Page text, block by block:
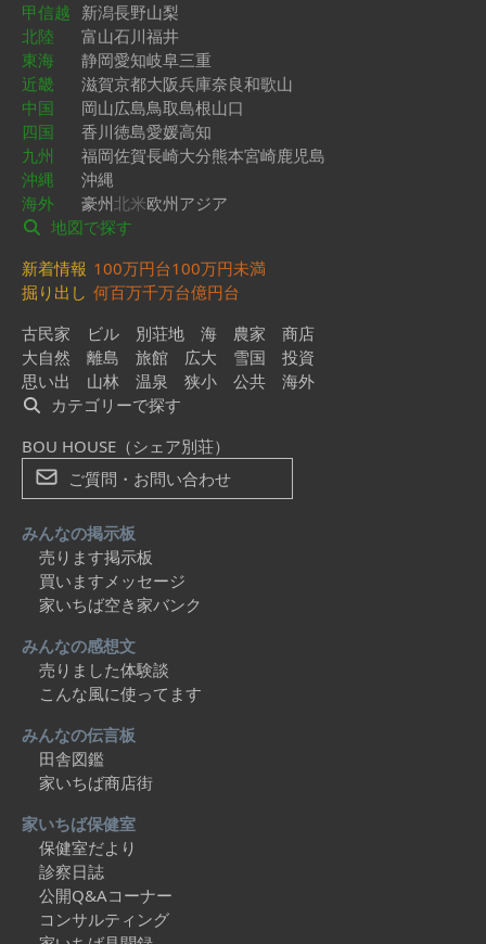
甲信越 新潟長野山梨
北陸
富山石川福井
東海
静岡愛知岐阜三重
近畿
滋賀京都大阪兵庫奈良和歌山
中国
岡山広島鳥取島根山口
四国
香川徳島愛媛高知
九州
福岡佐賀長崎大分熊本宮崎鹿児島
沖縄
沖縄
海外
豪州北米欧州アジア
地図で探す
新着情報 100万円台100万円未満
掘り出し 何百万千万台億円台
古民家
ビル 別荘地 海 農家
商店
大自然
離島 旅館 広大 雪国
投資
思い出
山林 温泉 狭小 公共
海外
カテゴリーで探す
BOU HOUSE（シェア別荘）
ご質問・お問い合わせ
みんなの掲示板
売ります掲示板
買いますメッセージ
家いちば空き家バンク
みんなの感想文
売りました体験談
こんな風に使ってます
みんなの伝言板
田舎図鑑
家いちば商店街
家いちば保健室
保健室だより
診察日誌
公開Q&Aコーナー
コンサルティング